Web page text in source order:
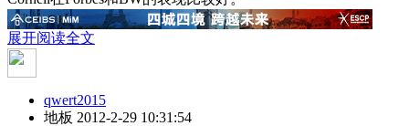
展开阅读全文
qwert2015
地板 2012-2-29 10:31:54